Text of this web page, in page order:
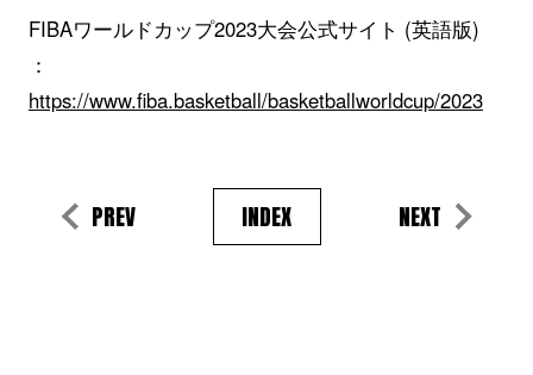
FIBAワールドカップ2023大会公式サイト (英語版)
：
https://www.fiba.basketball/basketballworldcup/2023
PREV INDEX NEXT